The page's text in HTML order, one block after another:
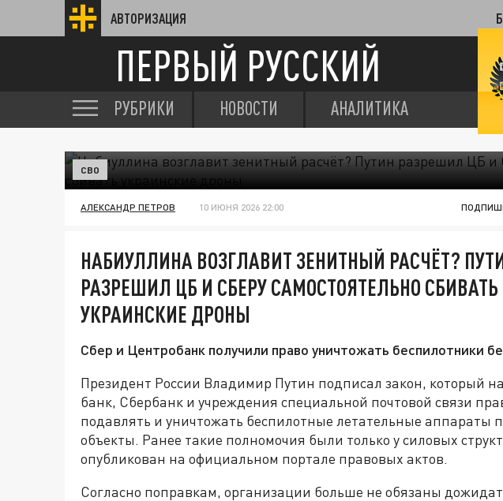
АВТОРИЗАЦИЯ
ПЕРВЫЙ РУССКИЙ
РУБРИКИ НОВОСТИ АНАЛИТИКА
СВО
АЛЕКСАНДР ПЕТРОВ 10 ИЮНЯ 2026 22:00
НАБИУЛЛИНА ВОЗГЛАВИТ ЗЕНИТНЫЙ РАСЧЁТ?
РАЗРЕШИЛ ЦБ И СБЕРУ САМОСТОЯТЕЛЬНО СБИВАТЬ
УКРАИНСКИЕ ДРОНЫ
Сбер и Центробанк получили право уничтожать беспилотники
Президент России Владимир Путин подписал закон, который
банк, Сбербанк и учреждения специальной почтовой связи
подавлять и уничтожать беспилотные летательные аппараты
объекты. Ранее такие полномочия были только у силовых
опубликован на официальном портале правовых актов.
Согласно поправкам, организации больше не обязаны